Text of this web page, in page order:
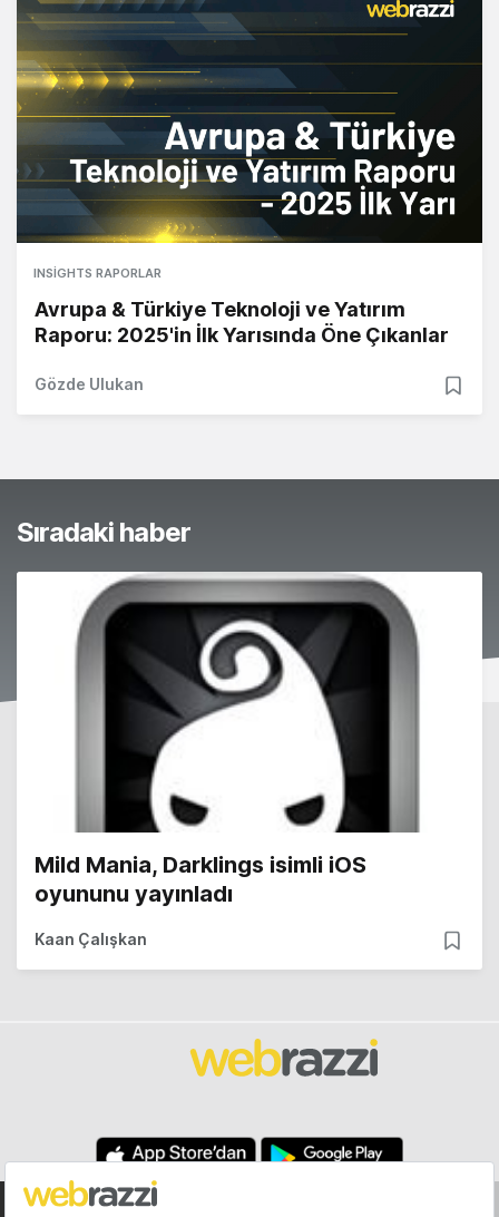
INSIGHTS RAPORLAR
Avrupa & Türkiye Teknoloji ve Yatırım
Raporu: 2025'in İlk Yarısında Öne Çıkanlar
Gözde Ulukan
Sıradaki haber
Mild Mania, Darklings isimli iOS
oyununu yayınladı
Kaan Çalışkan